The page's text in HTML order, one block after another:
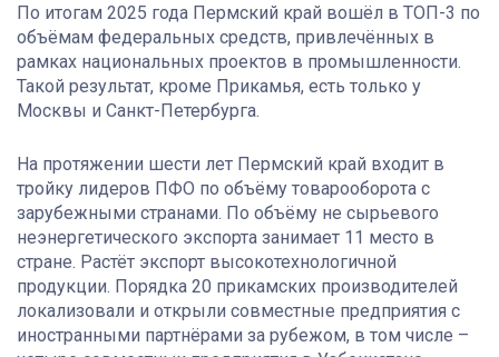
По итогам 2025 года Пермский край вошёл в ТОП-3 по
объёмам федеральных средств, привлечённых в
рамках национальных проектов в промышленности.
Такой результат, кроме Прикамья, есть только у
Москвы и Санкт-Петербурга.
На протяжении шести лет Пермский край входит в
тройку лидеров ПФО по объёму товарооборота с
зарубежными странами. По объёму не сырьевого
неэнергетического экспорта занимает 11 место в
стране. Растёт экспорт высокотехнологичной
продукции. Порядка 20 прикамских производителей
локализовали и открыли совместные предприятия с
иностранными партнёрами за рубежом, в том числе –